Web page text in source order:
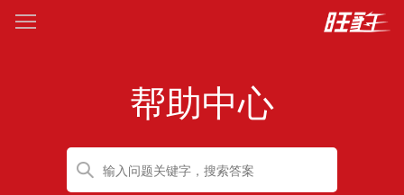
帮助中心